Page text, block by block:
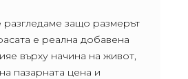
разгледаме защо размерът
е реална добавена
върху начина на живот,
пазарната цена и